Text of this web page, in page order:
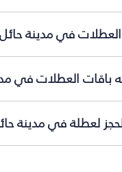
في مدينة
باقات العطلات في
لعطلة في مدينة